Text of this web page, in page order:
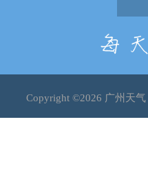
Copyright ©2026 广州天气